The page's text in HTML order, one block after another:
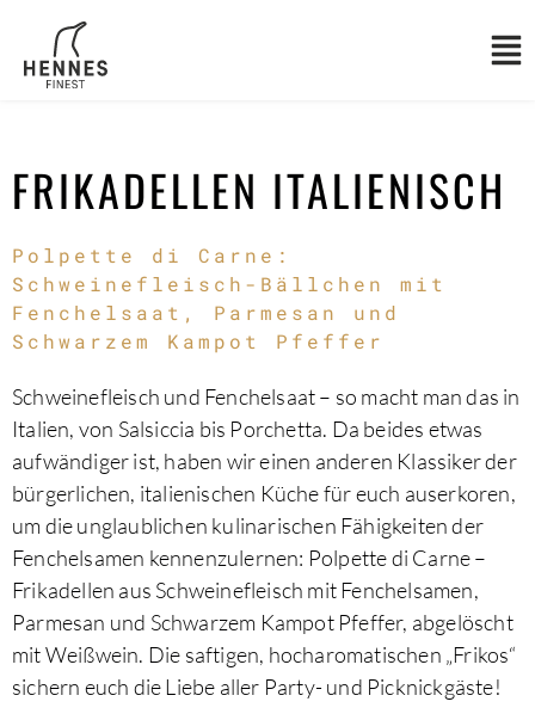
ZUBEREITUNG
FRIKADELLEN ITALIENISCH
Polpette di Carne:
Schweinefleisch-Bällchen mit
Fenchelsaat, Parmesan und
Schwarzem Kampot Pfeffer
Schweinefleisch und Fenchelsaat – so macht man das in
Italien, von Salsiccia bis Porchetta. Da beides etwas
aufwändiger ist, haben wir einen anderen Klassiker der
bürgerlichen, italienischen Küche für euch auserkoren,
um die unglaublichen kulinarischen Fähigkeiten der
Fenchelsamen kennenzulernen: Polpette di Carne –
Frikadellen aus Schweinefleisch mit Fenchelsamen,
Parmesan und Schwarzem Kampot Pfeffer, abgelöscht
mit Weißwein. Die saftigen, hocharomatischen „Frikos“
sichern euch die Liebe aller Party- und Picknickgäste!